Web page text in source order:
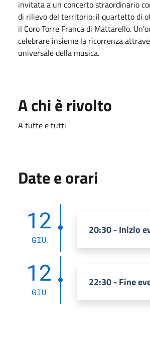
invitata a un concerto straordinario
di rilievo del territorio: il quartetto di
il Coro Torre Franca di Mattarello.
celebrare insieme la ricorrenza
universale della musica.
A chi è rivolto
A tutte e tutti
Date e orari
12
GIU
20:30 - Inizio
12
GIU
22:30 - Fine